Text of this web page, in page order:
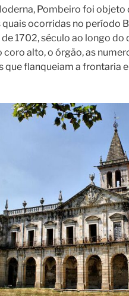
Pombeiro foi
ocorridas no período
1702, século ao longo do
coro alto, o órgão, as
que flanqueiam a frontaria